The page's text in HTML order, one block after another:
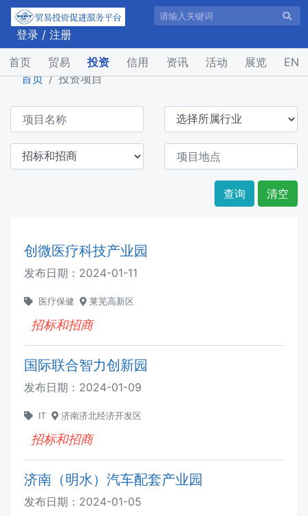
登录 / 注册
首页(current)
贸易 投资 信用 资讯 活动 展览
EN
首页
投资项目
查询 清空
创微医疗科技产业园
发布日期： 2024-01-11
医疗保健 莱芜高新区
招标和招商
国际联合智力创新园
发布日期： 2024-01-09
IT 济南济北经济开发区
招标和招商
济南（明水）汽车配套产业园
发布日期： 2024-01-05